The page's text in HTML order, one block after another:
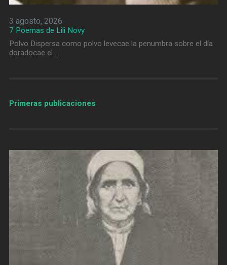
3 agosto, 2026
7 Poemas de Lili Novy
Polvo Dispersa como polvo levecae la penumbra sobre el día
doradocae el …
Primeras publicaciones